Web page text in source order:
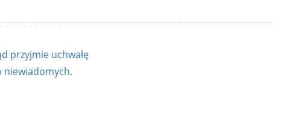
przyjmie uchwałę
niewiadomych.